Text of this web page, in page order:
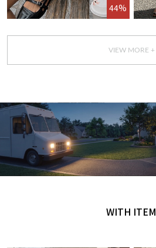
44%
VIEW MORE +
GET IT TODAY
WITH ITEM